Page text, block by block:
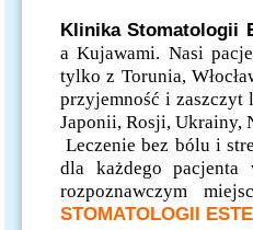
Klinika Stomatologii
a Kujawami. Nasi
tylko z Torunia,
przyjemność i zaszczyt
Japonii, Rosji, Ukrainy,
Leczenie bez bólu i
dla każdego
rozpoznawczym
STOMATOLOGII